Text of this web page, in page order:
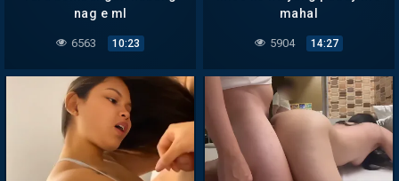
nag e ml
6563 10:23
mahal
5904 14:27